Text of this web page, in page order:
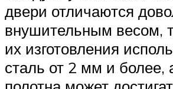
двери отличаются
внушительным весом,
их изготовления
сталь от 2 мм и более,